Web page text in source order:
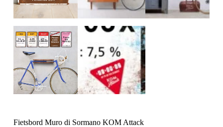
Fietsbord Muro di Sormano KOM Attack